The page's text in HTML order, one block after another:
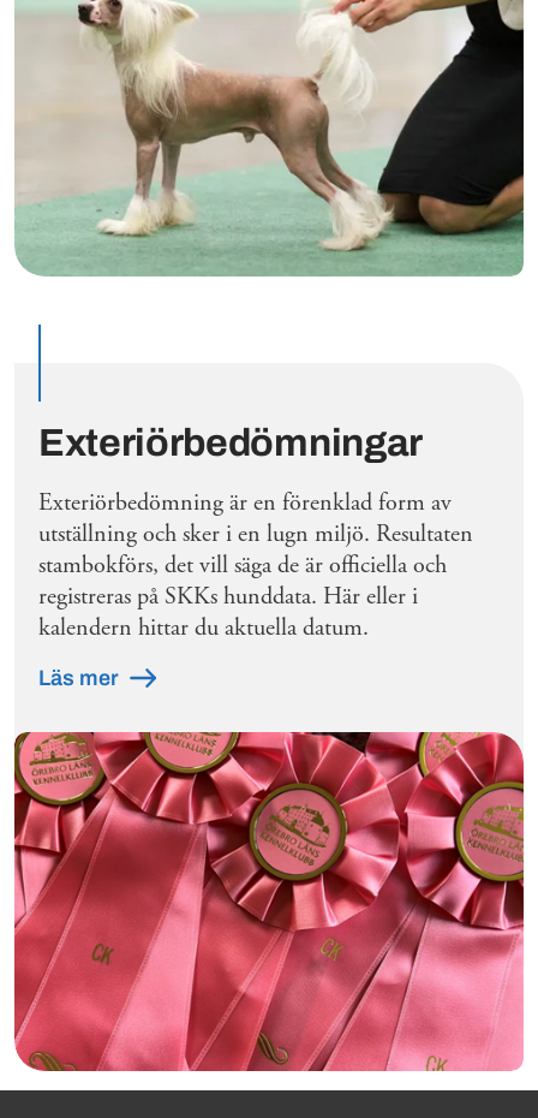
Exteriörbedömningar
Exteriörbedömning är en förenklad form av
utställning och sker i en lugn miljö. Resultaten
stambokförs, det vill säga de är officiella och
registreras på SKKs hunddata. Här eller i
kalendern hittar du aktuella datum.
Läs mer